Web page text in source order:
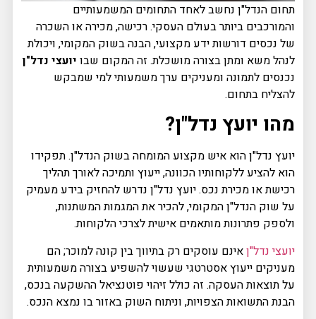
תחום הנדל"ן נחשב לאחד התחומים המשמעותיים
והמורכבים ביותר בעולם העסקי. רכישה, מכירה או השכרה
של נכסים דורשות ידע מקצועי, הבנה בשוק המקומי, ויכולת
לנהל משא ומתן בצורה מושכלת. זה המקום שבו יועצי נדל"ן
נכנסים לתמונה ומעניקים ערך משמעותי למי שמבקש
להצליח בתחום.
מהו יועץ נדל"ן?
יועץ נדל"ן הוא איש מקצוע המומחה בשוק הנדל"ן. תפקידו
הוא להציע ללקוחותיו הכוונה, ייעוץ ותמיכה לאורך תהליך
רכישת או מכירת נכס. יועץ נדל"ן נדרש להחזיק בידע מעמיק
על שוק הנדל"ן המקומי, להכיר את המגמות המשתנות,
ולספק פתרונות מותאמים אישית לצרכי הלקוחות.
יועצי נדל"ןאינם עוסקים רק בתיווך בין קונה למוכר; הם
מעניקים ייעוץ אסטרטגי שעשוי להשפיע בצורה משמעותית
על תוצאות העסקה. זה כולל זיהוי פוטנציאל ההשקעה בנכס,
הבנת התשואות הצפויות, וניתוח השוק באזור בו נמצא הנכס.